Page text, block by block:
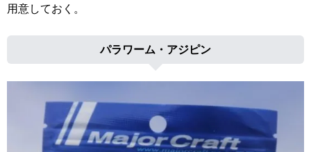
用意しておく。
パラワーム・アジピン